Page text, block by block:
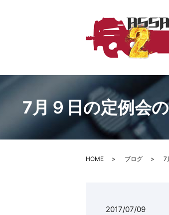
7月９日の定例会
HOME ブログ 7
2017/07/09